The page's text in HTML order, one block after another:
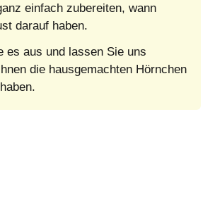
einfach zubereiten, wann
darauf haben.
es aus und lassen Sie uns
die hausgemachten Hörnchen